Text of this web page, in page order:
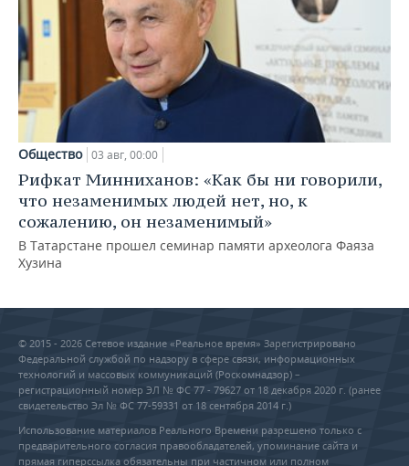
Общество 03 авг, 00:00
Рифкат Минниханов: «Как бы ни говорили,
что незаменимых людей нет, но, к
сожалению, он незаменимый»
В Татарстане прошел семинар памяти археолога Фаяза
Хузина
© 2015 - 2026 Сетевое издание «Реальное время» Зарегистрировано
Федеральной службой по надзору в сфере связи, информационных
технологий и массовых коммуникаций (Роскомнадзор) –
регистрационный номер ЭЛ № ФС 77 - 79627 от 18 декабря 2020 г. (ранее
свидетельство Эл № ФС 77-59331 от 18 сентября 2014 г.)
Использование материалов Реального Времени разрешено только с
предварительного согласия правообладателей, упоминание сайта и
прямая гиперссылка обязательны при частичном или полном